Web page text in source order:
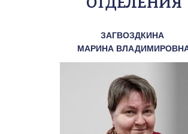
ЗАГВОЗДКИНА
МАРИНА